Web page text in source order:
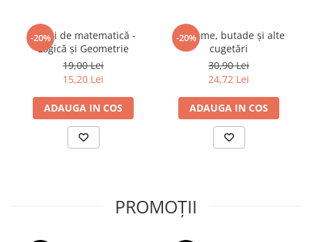
-20%
Jocuri de matematică -
Logică și Geometrie
19,00 Lei
15,20 Lei
ADAUGA IN COS
-20%
Aforisme, butade și alte
cugetări
30,90 Lei
24,72 Lei
ADAUGA IN COS
PROMOȚII